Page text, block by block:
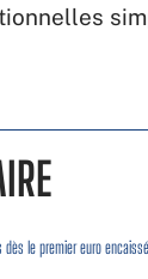
le premier euro encaissé